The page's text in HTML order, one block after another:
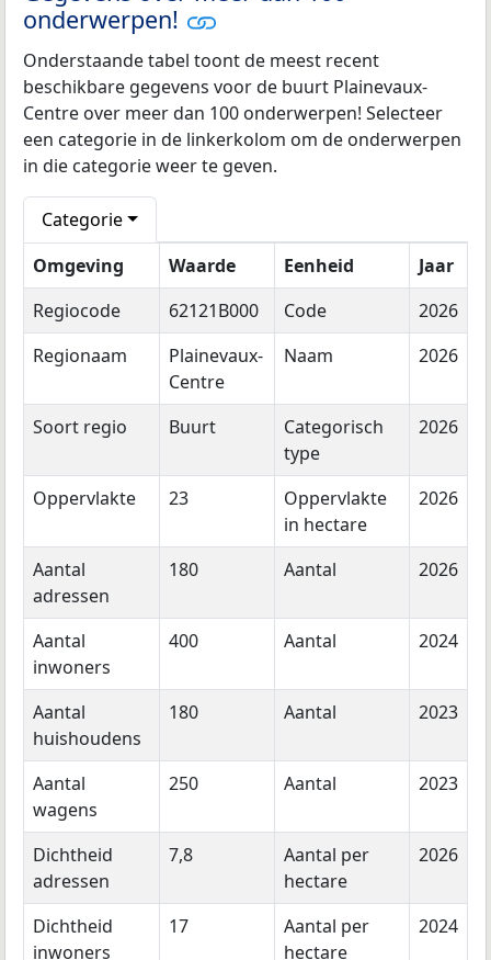
onderwerpen!
Onderstaande tabel toont de meest recent
beschikbare gegevens voor de buurt Plainevaux-
Centre over meer dan 100 onderwerpen! Selecteer
een categorie in de linkerkolom om de onderwerpen
in die categorie weer te geven.
Categorie
Omgeving
Waarde Eenheid
Jaar
Regiocode
62121B000 Code
2026
Regionaam
Plainevaux-
Centre
Naam 2026
Soort regio Buurt
Categorisch
type
2026
Oppervlakte 23
Oppervlakte
in hectare
2026
Aantal
adressen
180 Aantal 2026
Aantal
inwoners
400 Aantal 2024
Aantal
huishoudens
180 Aantal 2023
Aantal
wagens
250 Aantal 2023
Dichtheid
adressen
7,8
Aantal per
hectare
2026
Dichtheid
inwoners
17
Aantal per
hectare
2024